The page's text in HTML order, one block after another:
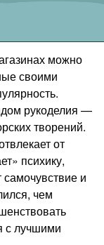
можно
своими
рукоделия —
творений.
от
психику,
и
чем
с лучшими